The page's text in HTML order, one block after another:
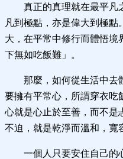
真正的真理就在最平凡
凡到極點，亦是偉大到極
大，在平常中修行而體悟境
下無如吃飯難」。
那麼，如何從生活中去
要擁有平常心，所謂穿衣吃
心就是心止於至善，而不是
不迫，就是乾淨而溫和，寬
一個人只要安住自己的